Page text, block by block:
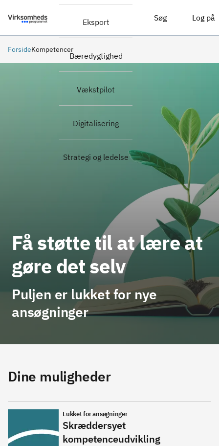
Eksport
Bæredygtighed
Vækstpilot
Digitalisering
Strategi og ledelse
Søg Log på
ForsideKompetencer
Få støtte til at lære at
gøre det selv
Puljen er lukket for nye
ansøgninger
Dine muligheder
Lukket for ansøgninger
Skræddersyet
kompetenceudvikling